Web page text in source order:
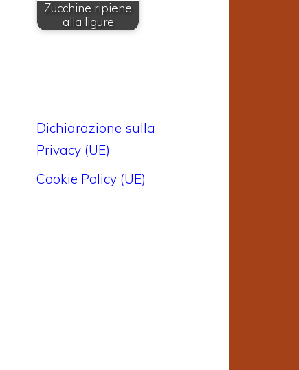
Zucchine ripiene
alla ligure
Dichiarazione sulla
Privacy (UE)
Cookie Policy (UE)